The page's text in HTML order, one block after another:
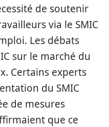
de soutenir
via le SMIC
Les débats
sur le marché du
Certains experts
du SMIC
de mesures
que ce